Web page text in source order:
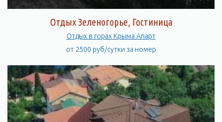
Отдых Зеленогорье, Гостиница
Отдых в горах Крыма Апарт
от 2500 руб/сутки за номер